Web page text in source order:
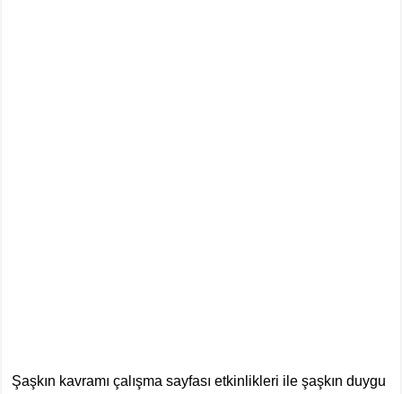
Şaşkın kavramı çalışma sayfası etkinlikleri ile şaşkın duygu